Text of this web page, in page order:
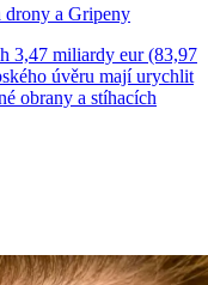
a Gripeny
3,47 miliardy eur (83,97
úvěru mají urychlit
obrany a stíhacích